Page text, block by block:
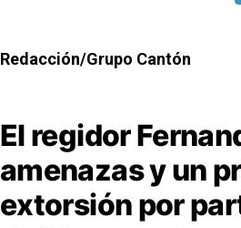
Redacción/Grupo Cantón
El regidor
amenazas y un
extorsión por